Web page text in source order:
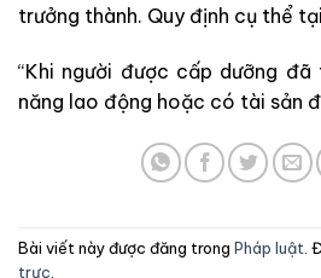
trưởng thành. Quy định cụ thể
“Khi người được cấp dưỡng
năng lao động hoặc có tài sản
Bài viết này được đăng trong Pháp luật.
trực.